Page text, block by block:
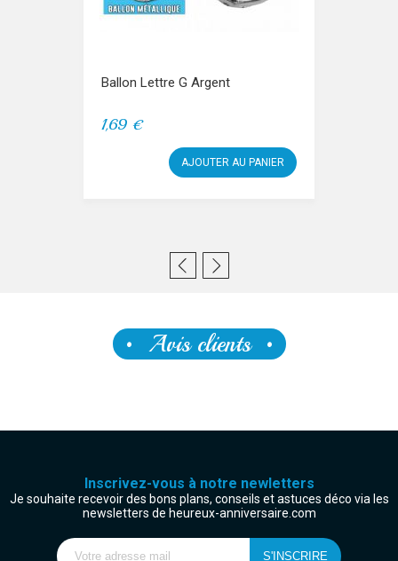
Ballon Lettre G Argent
1,69 €
AJOUTER AU PANIER
Avis clients
Inscrivez-vous à notre newletters
Je souhaite recevoir des bons plans, conseils et astuces déco via les
newsletters de heureux-anniversaire.com